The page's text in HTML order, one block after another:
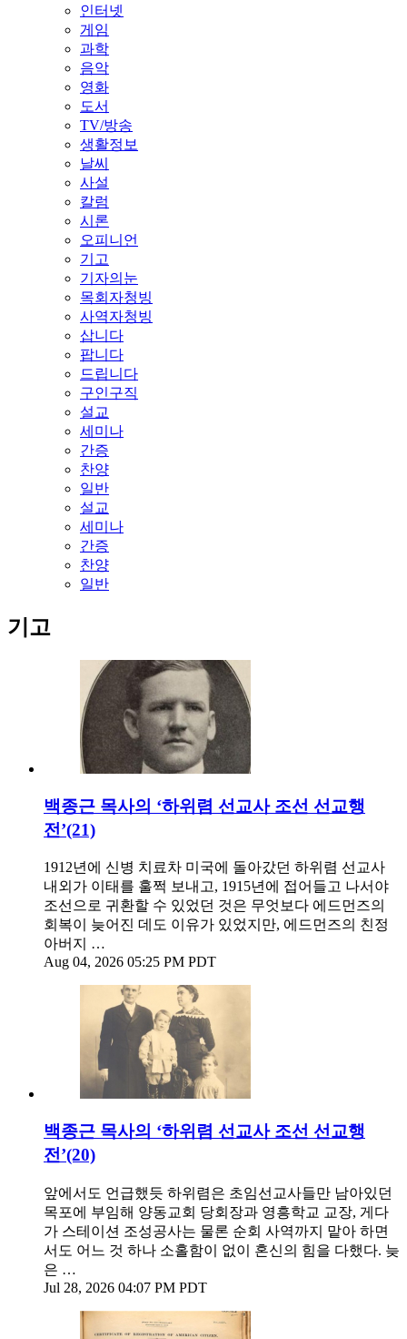
인터넷
게임
과학
음악
영화
도서
TV/방송
생활정보
날씨
사설
칼럼
시론
오피니언
기고
기자의눈
목회자청빙
사역자청빙
삽니다
팝니다
드립니다
구인구직
설교
세미나
간증
찬양
일반
설교
세미나
간증
찬양
일반
기고
백종근 목사의 ‘하위렴 선교사 조선 선교행
전’(21)
1912년에 신병 치료차 미국에 돌아갔던 하위렴 선교사
내외가 이태를 훌쩍 보내고, 1915년에 접어들고 나서야
조선으로 귀환할 수 있었던 것은 무엇보다 에드먼즈의
회복이 늦어진 데도 이유가 있었지만, 에드먼즈의 친정
아버지 …
Aug 04, 2026 05:25 PM PDT
백종근 목사의 ‘하위렴 선교사 조선 선교행
전’(20)
앞에서도 언급했듯 하위렴은 초임선교사들만 남아있던
목포에 부임해 양동교회 당회장과 영흥학교 교장, 게다
가 스테이션 조성공사는 물론 순회 사역까지 맡아 하면
서도 어느 것 하나 소홀함이 없이 혼신의 힘을 다했다. 늦
은 …
Jul 28, 2026 04:07 PM PDT